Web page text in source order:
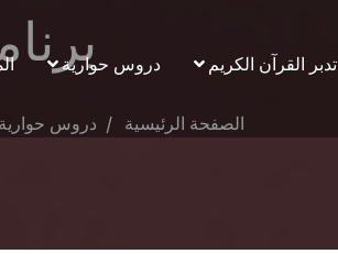
تدبر القرآن الكريم دروس حوارية
الصفحة الرئيسية دروس